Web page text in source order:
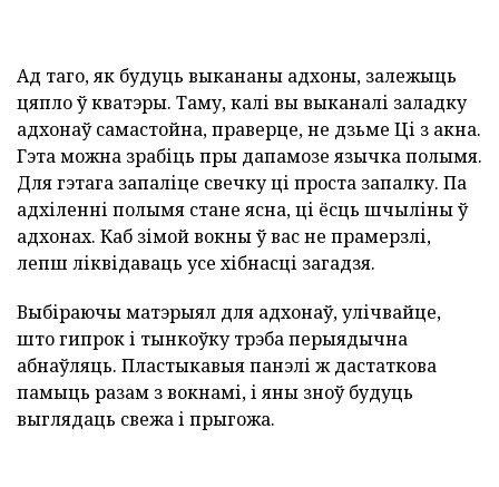
Ад таго, як будуць выкананы адхоны, залежыць
цяпло ў кватэры. Таму, калі вы выканалі заладку
адхонаў самастойна, праверце, не дзьме Ці з акна.
Гэта можна зрабіць пры дапамозе язычка полымя.
Для гэтага запаліце свечку ці проста запалку. Па
адхіленні полымя стане ясна, ці ёсць шчыліны ў
адхонах. Каб зімой вокны ў вас не прамерзлі,
лепш ліквідаваць усе хібнасці загадзя.
Выбіраючы матэрыял для адхонаў, улічвайце,
што гипрок і тынкоўку трэба перыядычна
абнаўляць. Пластыкавыя панэлі ж дастаткова
памыць разам з вокнамі, і яны зноў будуць
выглядаць свежа і прыгожа.